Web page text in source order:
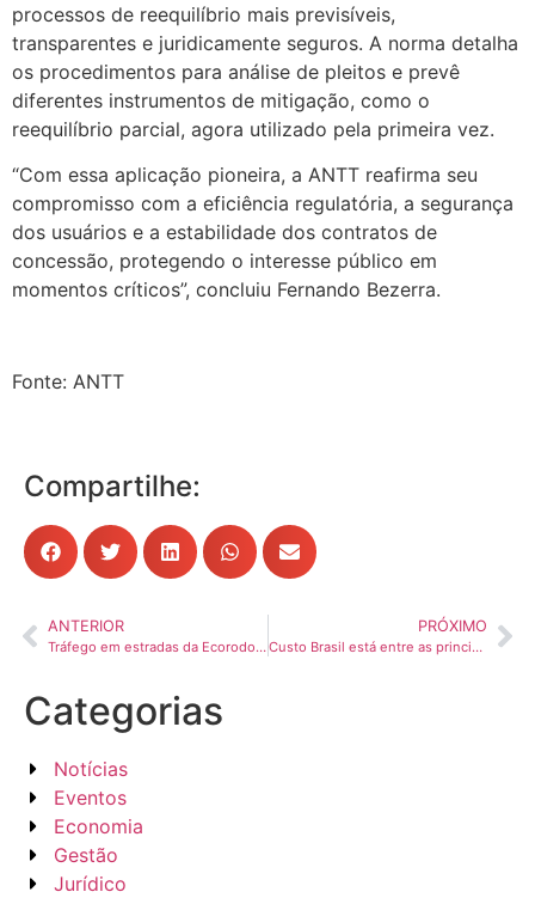
processos de reequilíbrio mais previsíveis,
transparentes e juridicamente seguros. A norma detalha
os procedimentos para análise de pleitos e prevê
diferentes instrumentos de mitigação, como o
reequilíbrio parcial, agora utilizado pela primeira vez.
“Com essa aplicação pioneira, a ANTT reafirma seu
compromisso com a eficiência regulatória, a segurança
dos usuários e a estabilidade dos contratos de
concessão, protegendo o interesse público em
momentos críticos”, concluiu Fernando Bezerra.
Fonte: ANTT
Compartilhe:
ANTERIOR
Tráfego em estradas da Ecorodovias cresce 17,2% no 1º semestre
PRÓXIMO
Custo Brasil está entre as principais barreiras da competitividade industrial, revela pesquisa da CNI
Categorias
Notícias
Eventos
Economia
Gestão
Jurídico